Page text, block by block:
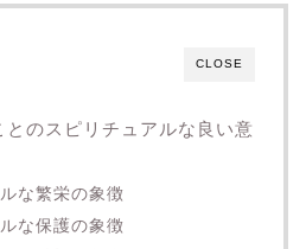
CLOSE
とのスピリチュアルな良い意
な繁栄の象徴
な保護の象徴